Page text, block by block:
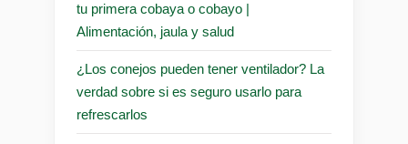
tu primera cobaya o cobayo |
Alimentación, jaula y salud
¿Los conejos pueden tener ventilador? La
verdad sobre si es seguro usarlo para
refrescarlos